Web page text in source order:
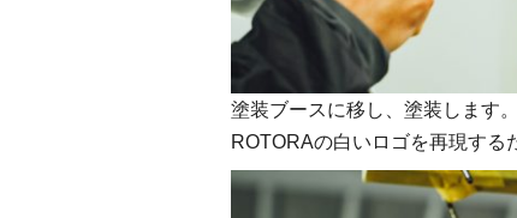
塗装ブースに移し、塗装します。
ROTORAの白いロゴを再現する